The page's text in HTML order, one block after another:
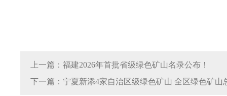
上一篇：福建2026年首批省级绿色矿山名录公布！
下一篇：宁夏新添4家自治区级绿色矿山 全区绿色矿山